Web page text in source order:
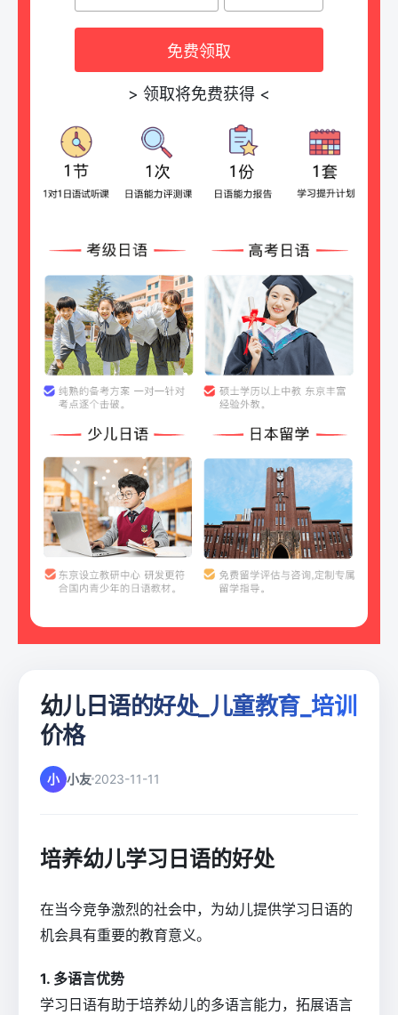
免费领取
> 领取将免费获得 <
幼儿日语的好处_儿童教育_培训
价格
小 小友 2023-11-11
培养幼儿学习日语的好处
在当今竞争激烈的社会中，为幼儿提供学习日语的
机会具有重要的教育意义。
1. 多语言优势
学习日语有助于培养幼儿的多语言能力，拓展语言